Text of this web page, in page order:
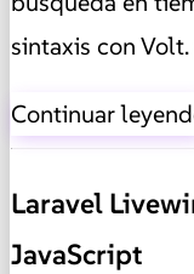
sintaxis con
Continuar
Laravel
JavaScript